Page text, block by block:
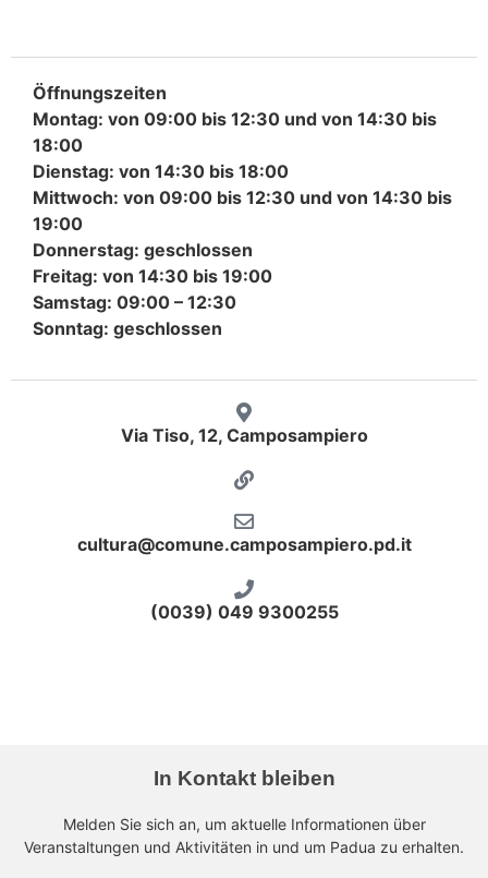
Öffnungszeiten
Montag: von 09:00 bis 12:30 und von 14:30 bis
18:00
Dienstag: von 14:30 bis 18:00
Mittwoch: von 09:00 bis 12:30 und von 14:30 bis
19:00
Donnerstag: geschlossen
Freitag: von 14:30 bis 19:00
Samstag: 09:00 – 12:30
Sonntag: geschlossen
Via Tiso, 12, Camposampiero
cultura@comune.camposampiero.pd.it
(0039) 049 9300255
In Kontakt bleiben
Melden Sie sich an, um aktuelle Informationen über
Veranstaltungen und Aktivitäten in und um Padua zu erhalten.